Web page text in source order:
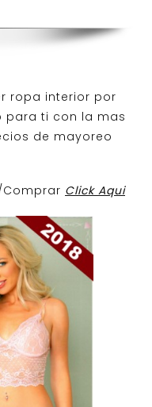
ropa interior por
para ti con la mas
de mayoreo
Comprar Click Aqui